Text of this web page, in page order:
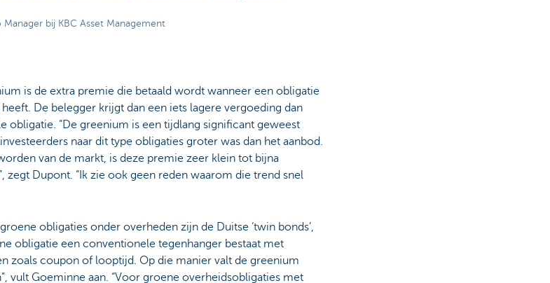
bij KBC Asset Management
is de extra premie die betaald wordt wanneer een obligatie
De belegger krijgt dan een iets lagere vergoeding dan
obligatie. “De greenium is een tijdlang significant geweest
naar dit type obligaties groter was dan het aanbod.
van de markt, is deze premie zeer klein tot bijna
zegt Dupont. “Ik zie ook geen reden waarom die trend snel
obligaties onder overheden zijn de Duitse ‘twin bonds’,
obligatie een conventionele tegenhanger bestaat met
zoals coupon of looptijd. Op die manier valt de greenium
vult Goeminne aan. “Voor groene overheidsobligaties met